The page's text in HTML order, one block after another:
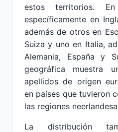
estos territorios.
específicamente en
además de otros en
Suiza y uno en Italia,
Alemania, España y
geográfica muestra
apellidos de origen
en países que tuvieron
las regiones
La distribución